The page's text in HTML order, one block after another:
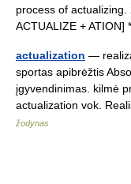
process of
ACTUALIZE +
actualization —
sportas apibrėžtis
įgyvendinimas. kilmė
actualization vok.
žodynas